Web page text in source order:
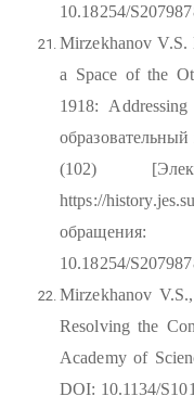
10.18254/
Mirzekhanov V.S.
a Space of the
1918:
(102)
https://
10.18254/
Mirzekhanov
Resolving the
Academy of
DOI: 10.1134/